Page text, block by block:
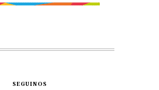
SEGUINOS